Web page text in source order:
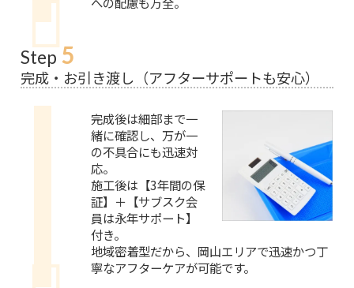
Step 5
完成・お引き渡し（アフターサポートも安心）
完成後は細部まで一
緒に確認し、万が一
の不具合にも迅速対
応。
施工後は【3年間の保
証】＋【サブスク会
員は永年サポート】
付き。
地域密着型だから、岡山エリアで迅速かつ丁
寧なアフターケアが可能です。